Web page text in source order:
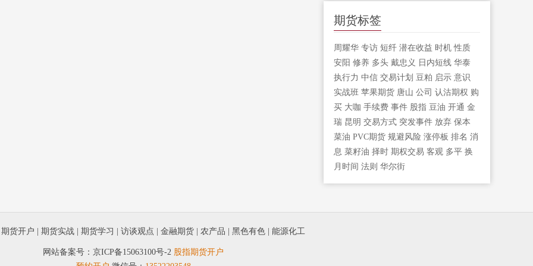
期货标签
周耀华 专访 短纤 潜在收益 时机 性质
安阳 修养 多头 戴忠义 日内短线 华泰
执行力 中信 交易计划 豆粕 启示 意识
实战班 苹果期货 唐山 公司 认沽期权 购
买 大咖 手续费 事件 股指 豆油 开通 金
瑞 昆明 交易方式 突发事件 放弃 保本
菜油 PVC期货 规避风险 涨停板 排名 消
息 菜籽油 择时 期权交易 客观 多平 换
月时间 法则 华尔街
期货开户 期货实战 期货学习 访谈观点 金融期货 农产品 黑色有色 能源化工
网站备案号： 京ICP备15063100号-2 股指期货开户